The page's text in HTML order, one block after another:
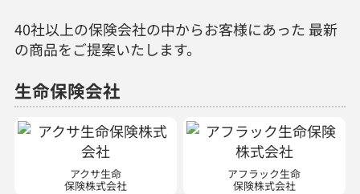
40社以上の保険会社の中からお客様にあった 最新
の商品をご提案いたします。
生命保険会社
アクサ生命
保険株式会社
アフラック生命
保険株式会社